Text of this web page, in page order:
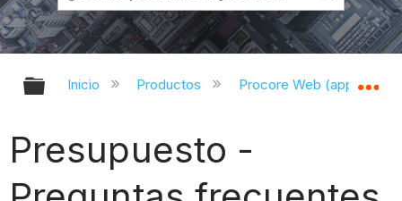
Expandir/contraer jerarquía global
Inicio Productos Procore Web
Presupuesto -